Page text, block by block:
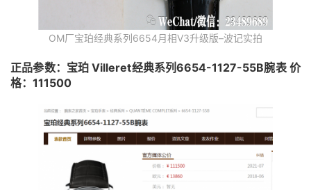
OM厂宝珀经典系列6654月相V3升级版–波记实拍
正品参数：宝珀 Villeret经典系列6654-1127-55B腕表 价
格：111500